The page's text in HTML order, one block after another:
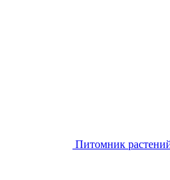
Питомник